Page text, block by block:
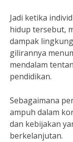
Jadi ketika
hidup tersebut,
dampak
gilirannya
mendalam
pendidikan.
Sebagaimana
ampuh dalam
dan kebijakan
berkelanjutan.